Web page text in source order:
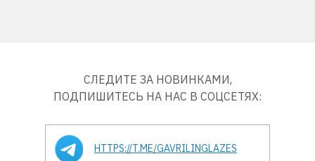
СЛЕДИТЕ ЗА НОВИНКАМИ,
ПОДПИШИТЕСЬ НА НАС В СОЦСЕТЯХ:
HTTPS://T.ME/GAVRILINGLAZES